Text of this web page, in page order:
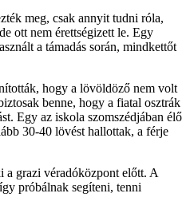
meg, csak annyit tudni róla,
ott nem érettségizett le. Egy
a támadás során, mindkettőt
hogy a lövöldöző nem volt
benne, hogy a fiatal osztrák
Egy az iskola szomszédjában élő
30-40 lövést hallottak, a férje
a grazi véradóközpont előtt. A
próbálnak segíteni, tenni